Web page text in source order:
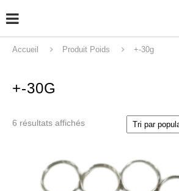
Accueil Produit Poids +-30g
+-30G
6 résultats affichés